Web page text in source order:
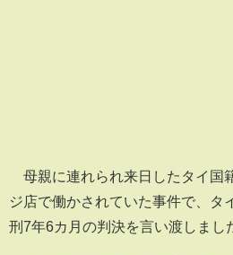
母親に連れられ来日したタイ国
ジ店で働かされていた事件で、タ
刑7年6カ月の判決を言い渡しまし